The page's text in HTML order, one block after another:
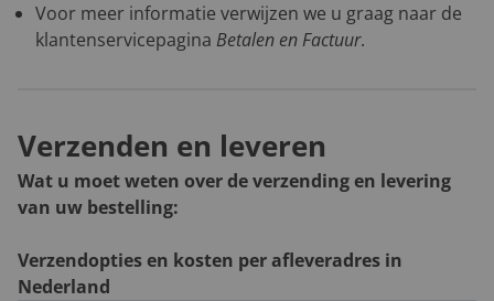
Voor meer informatie verwijzen we u graag naar de
klantenservicepagina Betalen en Factuur.
Verzenden en leveren
Wat u moet weten over de verzending en levering
van uw bestelling:
Verzendopties en kosten per afleveradres in
Nederland